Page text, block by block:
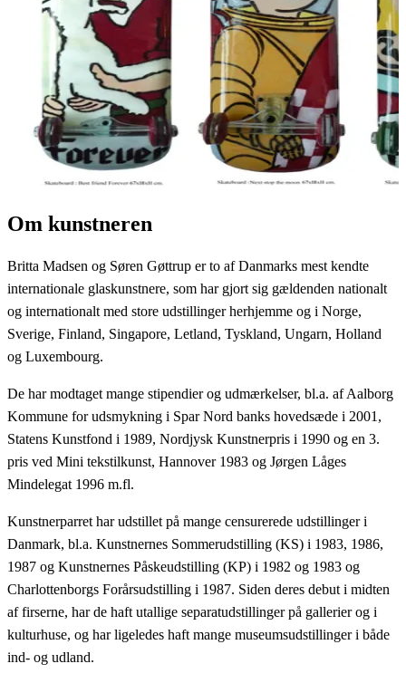
Om kunstneren
Britta Madsen og Søren Gøttrup er to af Danmarks mest kendte
internationale glaskunstnere, som har gjort sig gældenden nationalt
og internationalt med store udstillinger herhjemme og i Norge,
Sverige, Finland, Singapore, Letland, Tyskland, Ungarn, Holland
og Luxembourg.
De har modtaget mange stipendier og udmærkelser, bl.a. af Aalborg
Kommune for udsmykning i Spar Nord banks hovedsæde i 2001,
Statens Kunstfond i 1989, Nordjysk Kunstnerpris i 1990 og en 3.
pris ved Mini tekstilkunst, Hannover 1983 og Jørgen Låges
Mindelegat 1996 m.fl.
Kunstnerparret har udstillet på mange censurerede udstillinger i
Danmark, bl.a. Kunstnernes Sommerudstilling (KS) i 1983, 1986,
1987 og Kunstnernes Påskeudstilling (KP) i 1982 og 1983 og
Charlottenborgs Forårsudstilling i 1987. Siden deres debut i midten
af firserne, har de haft utallige separatudstillinger på gallerier og i
kulturhuse, og har ligeledes haft mange museumsudstillinger i både
ind- og udland.